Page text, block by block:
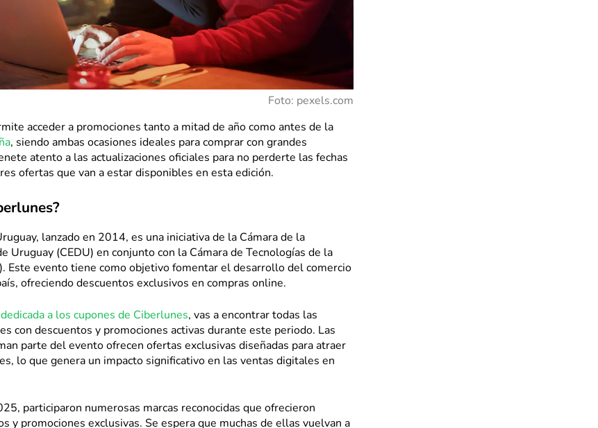
Foto: pexels.com
acceder a promociones tanto a mitad de año como antes de la
, siendo ambas ocasiones ideales para comprar con grandes
atento a las actualizaciones oficiales para no perderte las fechas
ofertas que van a estar disponibles en esta edición.
lanzado en 2014, es una iniciativa de la Cámara de la
Uruguay (CEDU) en conjunto con la Cámara de Tecnologías de la
Este evento tiene como objetivo fomentar el desarrollo del comercio
ofreciendo descuentos exclusivos en compras online.
a los cupones de Ciberlunes, vas a encontrar todas las
con descuentos y promociones activas durante este periodo. Las
parte del evento ofrecen ofertas exclusivas diseñadas para atraer
lo que genera un impacto significativo en las ventas digitales en
participaron numerosas marcas reconocidas que ofrecieron
y promociones exclusivas. Se espera que muchas de ellas vuelvan a